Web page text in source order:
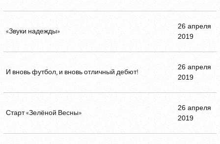
«Звуки надежды»
26 апреля
2019
И вновь футбол, и вновь отличный дебют!
26 апреля
2019
Старт «Зелёной Весны»
26 апреля
2019